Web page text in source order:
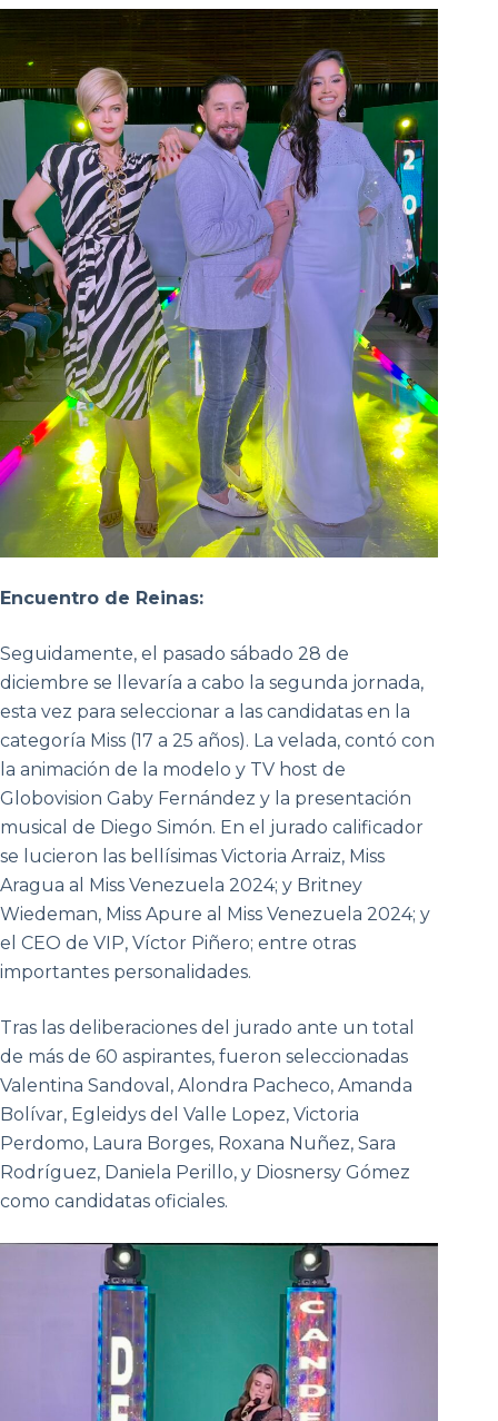
Encuentro de Reinas:
Seguidamente, el pasado sábado 28 de
diciembre se llevaría a cabo la segunda jornada,
esta vez para seleccionar a las candidatas en la
categoría Miss (17 a 25 años). La velada, contó con
la animación de la modelo y TV host de
Globovision Gaby Fernández y la presentación
musical de Diego Simón. En el jurado calificador
se lucieron las bellísimas Victoria Arraiz, Miss
Aragua al Miss Venezuela 2024; y Britney
Wiedeman, Miss Apure al Miss Venezuela 2024; y
el CEO de VIP, Víctor Piñero; entre otras
importantes personalidades.
Tras las deliberaciones del jurado ante un total
de más de 60 aspirantes, fueron seleccionadas
Valentina Sandoval, Alondra Pacheco, Amanda
Bolívar, Egleidys del Valle Lopez, Victoria
Perdomo, Laura Borges, Roxana Nuñez, Sara
Rodríguez, Daniela Perillo, y Diosnersy Gómez
como candidatas oficiales.